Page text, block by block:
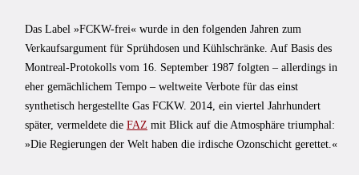
Das Label »FCKW-frei« wurde in den folgenden Jahren zum
Verkaufsargument für Sprühdosen und Kühlschränke. Auf Basis des
Montreal-Protokolls vom 16. September 1987 folgten – allerdings in
eher gemächlichem Tempo – weltweite Verbote für das einst
synthetisch hergestellte Gas FCKW. 2014, ein viertel Jahrhundert
später, vermeldete die FAZ mit Blick auf die Atmosphäre triumphal:
»Die Regierungen der Welt haben die irdische Ozonschicht gerettet.«